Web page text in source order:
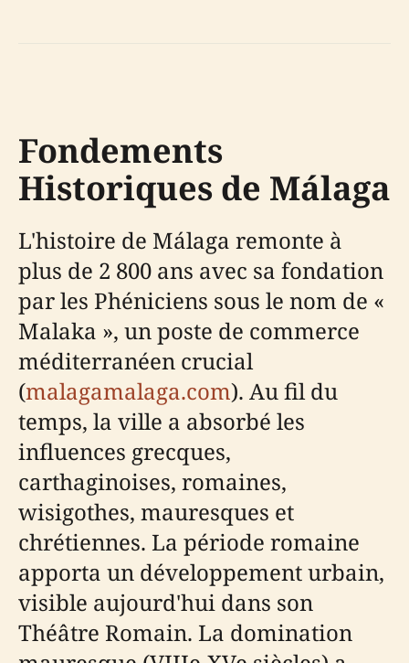
Fondements
Historiques de Málaga
L'histoire de Málaga remonte à
plus de 2 800 ans avec sa fondation
par les Phéniciens sous le nom de «
Malaka », un poste de commerce
méditerranéen crucial
(malagamalaga.com). Au fil du
temps, la ville a absorbé les
influences grecques,
carthaginoises, romaines,
wisigothes, mauresques et
chrétiennes. La période romaine
apporta un développement urbain,
visible aujourd'hui dans son
Théâtre Romain. La domination